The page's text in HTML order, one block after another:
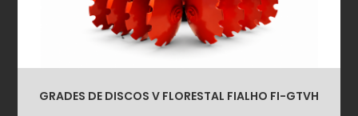
GRADES DE DISCOS V FLORESTAL FIALHO FI-GTVH